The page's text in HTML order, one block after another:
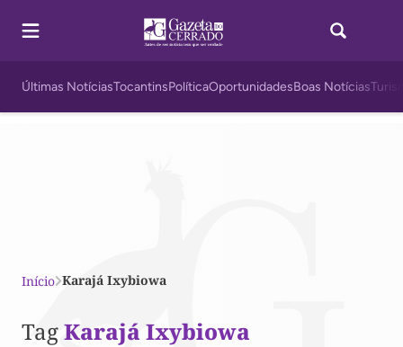
Últimas NotíciasTocantinsPolíticaOportunidadesBoas Notícias
Início Karajá Ixybiowa
TagKarajá Ixybiowa